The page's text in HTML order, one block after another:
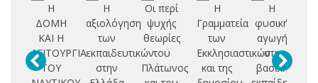
Η
ΔΟΜΗ
ΚΑΙ Η
ΛΕΙΤΟΥΡΓΙΑ
ΤΟΥ
Η
αξιολόγηση
των
εκπαιδευτικών
στην
Οι περί
ψυχής
θεωρίες
του
Πλάτωνος
Η
Γραμματεία
των
Εκκλησιαστικών
και της
Η
φυσική
αγωγή
στη
βασική